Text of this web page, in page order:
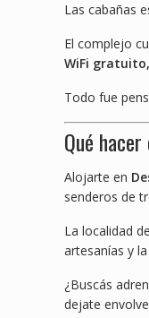
Las cabañas
El complejo
WiFi
Todo fue
Qué
Alojarte en
senderos de
La localidad
artesanías y
¿Buscás
dejate